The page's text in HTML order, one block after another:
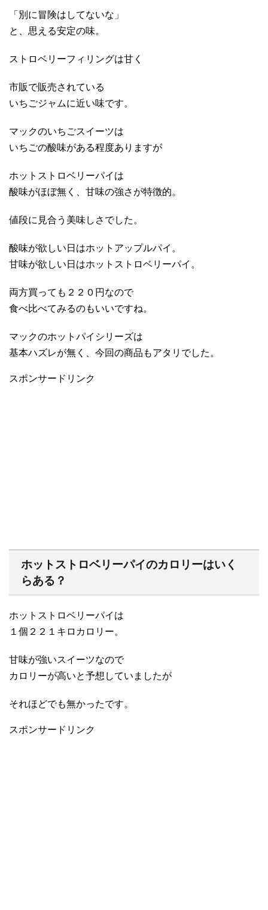
「別に冒険はしてないな」
と、思える安定の味。
ストロベリーフィリングは甘く
市販で販売されている
いちごジャムに近い味です。
マックのいちごスイーツは
いちごの酸味がある程度ありますが
ホットストロベリーパイは
酸味がほぼ無く、甘味の強さが特徴的。
値段に見合う美味しさでした。
酸味が欲しい日はホットアップルパイ。
甘味が欲しい日はホットストロベリーパイ。
両方買っても２２０円なので
食べ比べてみるのもいいですね。
マックのホットパイシリーズは
基本ハズレが無く、今回の商品もアタリでした。
スポンサードリンク
ホットストロベリーパイのカロリーはいく
らある？
ホットストロベリーパイは
１個２２１キロカロリー。
甘味が強いスイーツなので
カロリーが高いと予想していましたが
それほどでも無かったです。
スポンサードリンク